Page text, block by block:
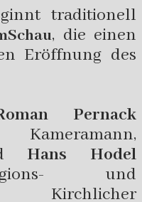
traditionell
, die einen
Eröffnung des
Pernack
Hans Hodel
und
Kirchlicher